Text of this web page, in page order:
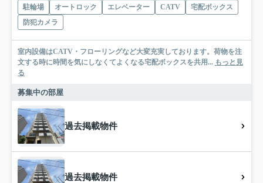
駐輪場 オートロック エレベーター CATV
宅配ボックス
防犯カメラ
室内設備はCATV・フローリングなど大変充実しております。荷物を注
文する時に時間を気にしなくてよくなる宅配ボックスを共用... もっと見
る
募集中の部屋
過去掲載物件
過去掲載物件